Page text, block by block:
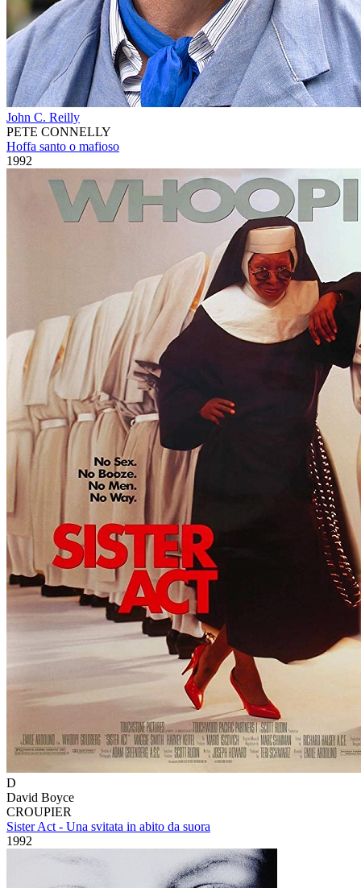
John C. Reilly
PETE CONNELLY
Hoffa santo o mafioso
1992
D
David Boyce
CROUPIER
Sister Act - Una svitata in abito da suora
1992